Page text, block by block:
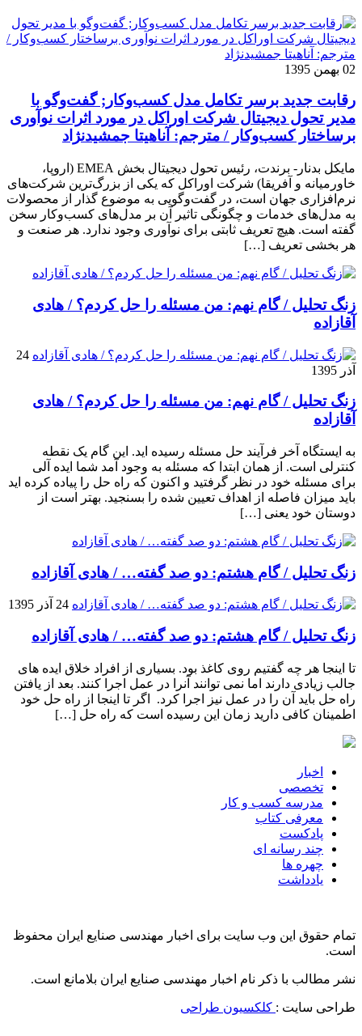
02 بهمن 1395
رقابت جدید برسر تکامل مدل کسب‌و‌کار; گفت‌وگو با
مدیر تحول دیجیتال شرکت اوراکل در مورد اثرات نوآوری
برساختار کسب‌وکار / مترجم: آناهیتا جمشیدنژاد
مایکل بدنار- برندت، رئیس تحول دیجیتال بخش EMEA (اروپا،
خاورمیانه و آفریقا) شرکت اوراکل که یکی از بزرگ‌ترین شرکت‌های
نرم‌افزاری جهان است، در گفت‌وگویی به موضوع گذار از محصولات
به مدل‌های خدمات و چگونگی تاثیر آن بر مدل‌های کسب‌و‌کار سخن
گفته است. هیچ تعریف ثابتی برای نوآوری وجود ندارد. هر صنعت و
هر بخشی تعریف […]
زنگ تحلیل / گام نهم: من مسئله را حل کردم؟ / هادی
آقازاده
24
آذر 1395
زنگ تحلیل / گام نهم: من مسئله را حل کردم؟ / هادی
آقازاده
به ایستگاه آخر فرآیند حل مسئله رسیده اید. این گام یک نقطه
کنترلی است. از همان ابتدا که مسئله به وجود آمد شما ایده آلی
برای مسئله خود در نظر گرفتید و اکنون که راه حل را پیاده کرده اید
باید میزان فاصله از اهداف تعیین شده را بسنجید. بهتر است از
دوستان خود یعنی […]
زنگ تحلیل / گام هشتم: دو صد گفته… / هادی آقازاده
24 آذر 1395
زنگ تحلیل / گام هشتم: دو صد گفته… / هادی آقازاده
تا اینجا هر چه گفتیم روی کاغذ بود. بسیاری از افراد خلاق ایده های
جالب زیادی دارند اما نمی توانند آنرا در عمل اجرا کنند. بعد از یافتن
راه حل باید آن را در عمل نیز اجرا کرد. اگر تا اینجا از راه حل خود
اطمینان کافی دارید زمان این رسیده است که راه حل […]
اخبار
تخصصی
مدرسه کسب و کار
معرفی کتاب
پادکست
چند رسانه ای
چهره ها
یادداشت
تمام حقوق این وب سایت برای اخبار مهندسی صنایع ایران محفوظ
است.
نشر مطالب با ذکر نام اخبار مهندسی صنایع ایران بلامانع است.
طراحی سایت : کلکسیون طراحی